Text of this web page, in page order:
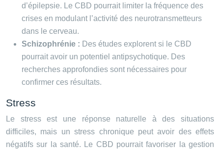
d’épilepsie. Le CBD pourrait limiter la fréquence des
crises en modulant l’activité des neurotransmetteurs
dans le cerveau.
Schizophrénie : Des études explorent si le CBD
pourrait avoir un potentiel antipsychotique. Des
recherches approfondies sont nécessaires pour
confirmer ces résultats.
Stress
Le stress est une réponse naturelle à des situations
difficiles, mais un stress chronique peut avoir des effets
négatifs sur la santé. Le CBD pourrait favoriser la gestion